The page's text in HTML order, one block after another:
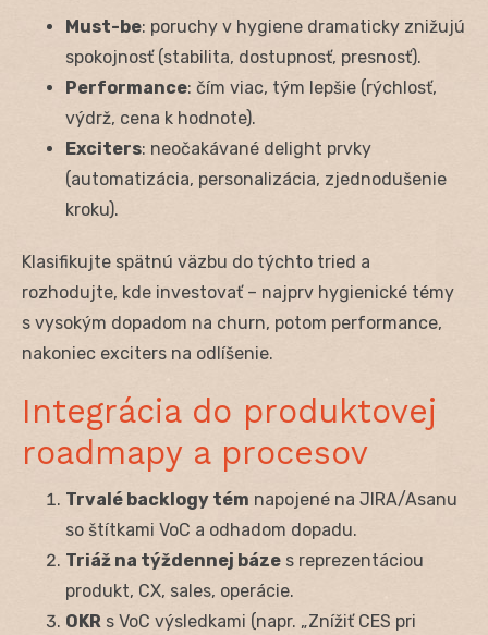
Must-be: poruchy v hygiene dramaticky znižujú
spokojnosť (stabilita, dostupnosť, presnosť).
Performance: čím viac, tým lepšie (rýchlosť,
výdrž, cena k hodnote).
Exciters: neočakávané delight prvky
(automatizácia, personalizácia, zjednodušenie
kroku).
Klasifikujte spätnú väzbu do týchto tried a
rozhodujte, kde investovať – najprv hygienické témy
s vysokým dopadom na churn, potom performance,
nakoniec exciters na odlíšenie.
Integrácia do produktovej
roadmapy a procesov
Trvalé backlogy tém napojené na JIRA/Asanu
so štítkami VoC a odhadom dopadu.
Triáž na týždennej báze s reprezentáciou
produkt, CX, sales, operácie.
OKR s VoC výsledkami (napr. „Znížiť CES pri